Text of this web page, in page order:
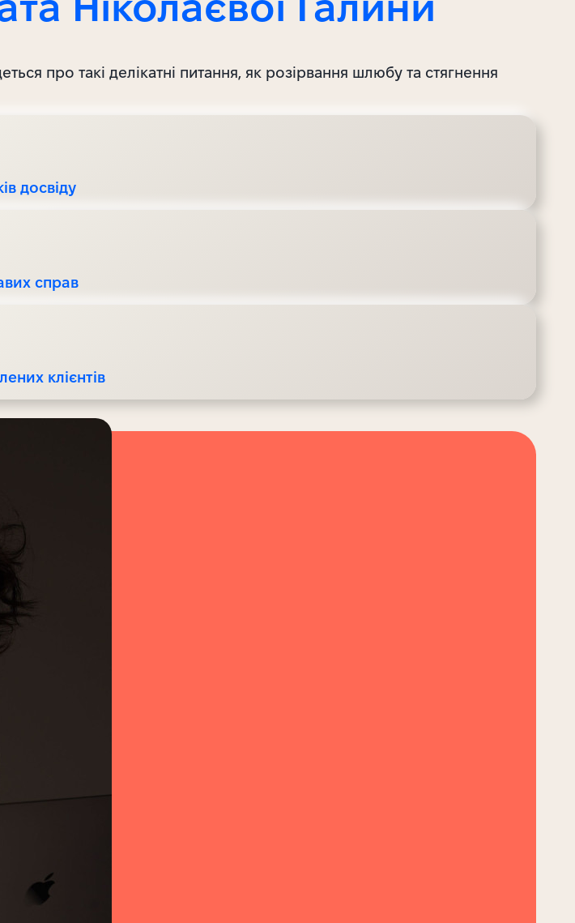
про такі делікатні питання, як розірвання шлюбу та стягнення
досвіду
справ
клієнтів